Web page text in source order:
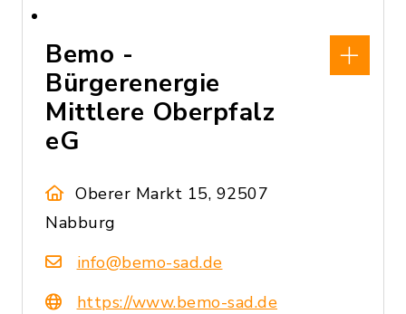
Bemo -
Bürgerenergie
Mittlere Oberpfalz
eG
Oberer Markt 15, 92507
Nabburg
info@bemo-sad.de
https://www.bemo-sad.de